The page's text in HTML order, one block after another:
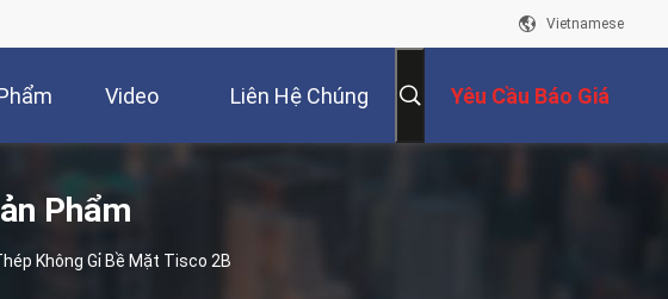
Vietnamese
Video Liên Hệ Chúng Yêu Cầu Báo Giá
Phẩm
Không Gỉ Bề Mặt Tisco 2B